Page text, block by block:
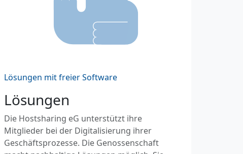
Lösungen mit freier Software
Lösungen
Die Hostsharing eG unterstützt ihre
Mitglieder bei der Digitalisierung ihrer
Geschäftsprozesse. Die Genossenschaft